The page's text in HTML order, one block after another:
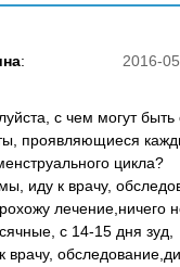
2016-
:
с чем могут быть
проявляющиеся
цикла?
иду к врачу,
лечение,ничего
с 14-15 дня зуд,
врачу,